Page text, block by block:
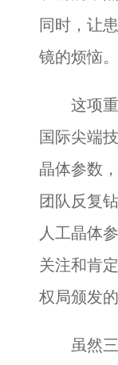
同时，让
镜的烦恼
这项重
国际尖端
晶体参数
团队反复
人工晶体
关注和肯
权局颁发
虽然三